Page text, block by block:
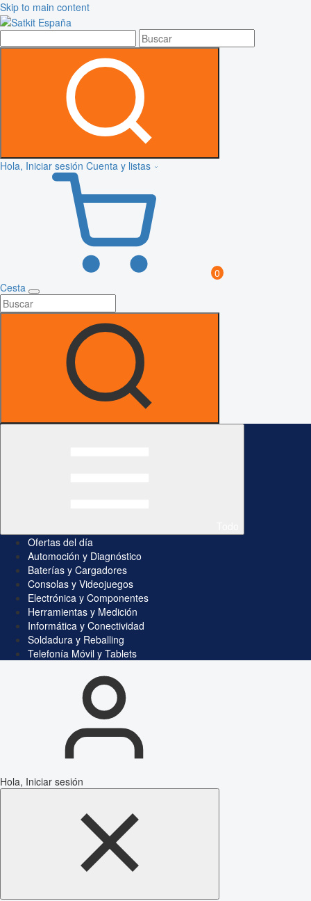
Skip to main content
Hola, Iniciar sesión Cuenta y listas
0
Cesta
Ofertas del día
Automoción y Diagnóstico
Baterías y Cargadores
Consolas y Videojuegos
Electrónica y Componentes
Herramientas y Medición
Informática y Conectividad
Soldadura y Reballing
Telefonía Móvil y Tablets
Hola, Iniciar sesión